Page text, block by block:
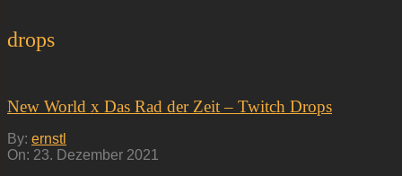
drops
New World x Das Rad der Zeit – Twitch Drops
2021-
12-
By: ernstl
On: 23. Dezember 2021